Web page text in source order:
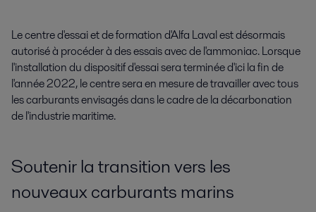
Le centre d'essai et de formation d'Alfa Laval est désormais
autorisé à procéder à des essais avec de l'ammoniac. Lorsque
l'installation du dispositif d'essai sera terminée d'ici la fin de
l'année 2022, le centre sera en mesure de travailler avec tous
les carburants envisagés dans le cadre de la décarbonation
de l'industrie maritime.
Soutenir la transition vers les
nouveaux carburants marins